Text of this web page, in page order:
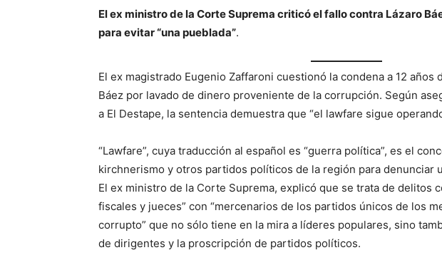
El ex ministro de la Corte Suprema criticó el fallo contra Lázaro
para evitar “una pueblada”.
El ex magistrado Eugenio Zaffaroni cuestionó la condena a 12 años
Báez por lavado de dinero proveniente de la corrupción. Según
a El Destape, la sentencia demuestra que “el lawfare sigue
“Lawfare”, cuya traducción al español es “guerra política”, es el
kirchnerismo y otros partidos políticos de la región para denunciar
El ex ministro de la Corte Suprema, explicó que se trata de delitos
fiscales y jueces” con “mercenarios de los partidos únicos de los
corrupto” que no sólo tiene en la mira a líderes populares, sino
de dirigentes y la proscripción de partidos políticos.